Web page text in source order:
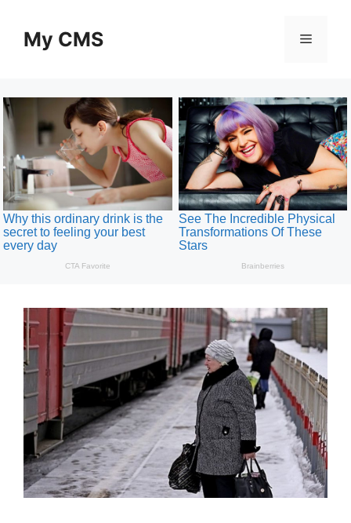
contentMy CMS Menu